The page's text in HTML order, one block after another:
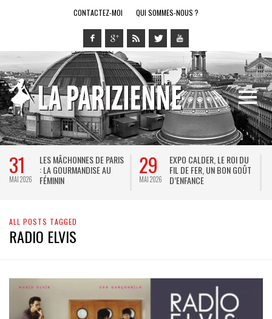
CONTACTEZ-MOI QUI SOMMES-NOUS ?
31
MAI 2026
LES MÂCHONNES DE PARIS
: LA GOURMANDISE AU
FÉMININ
29
MAI 2026
EXPO CALDER, LE ROI DU
FIL DE FER, UN BON GOÛT
D’ENFANCE
ALL POSTS TAGGED
RADIO ELVIS